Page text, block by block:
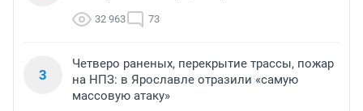
32 963 73
3
Четверо раненых, перекрытие трассы, пожар
на НПЗ: в Ярославле отразили «самую
массовую атаку»